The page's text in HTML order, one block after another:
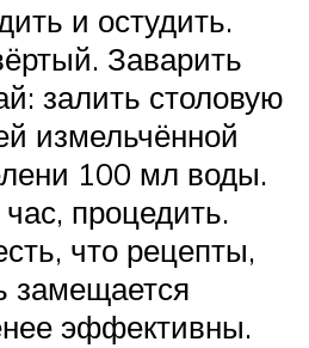
и остудить.
Заварить
залить столовую
измельчённой
100 мл воды.
процедить.
что рецепты,
замещается
эффективны.